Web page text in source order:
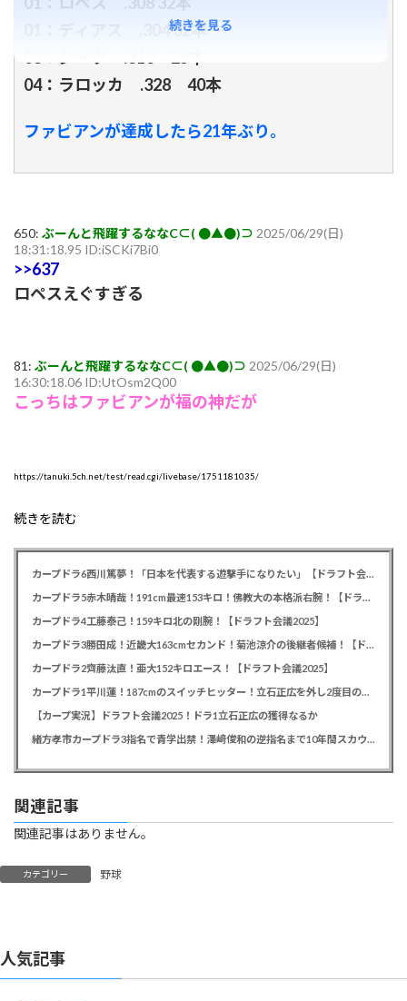
01：ディアス .304 32本
04：ラロッカ .328 40本
ファビアンが達成したら21年ぶり。
650: ぶーんと飛躍するななC⊂( ●▲●)⊃ 2025/06/29(日)
18:31:18.95 ID:iSCKi7Bi0
>>637
ロペスえぐすぎる
81: ぶーんと飛躍するななC⊂( ●▲●)⊃ 2025/06/29(日)
16:30:18.06 ID:UtOsm2Q00
こっちはファビアンが福の神だが
https://tanuki.5ch.net/test/read.cgi/livebase/1751181035/
続きを読む
続きを見る
カープドラ6西川篤夢！「日本を代表する遊撃手になりたい」【ドラフト会議2025】
カープドラ5赤木晴哉！191cm最速153キロ！佛教大の本格派右腕！【ドラフト会議2025】
カープドラ4工藤泰己！159キロ北の剛腕！【ドラフト会議2025】
カープドラ3勝田成！近畿大163cmセカンド！菊池涼介の後継者候補！【ドラフト会議2025】
カープドラ2齊藤汰直！亜大152キロエース！【ドラフト会議2025】
カープドラ1平川蓮！187cmのスイッチヒッター！立石正広を外し2度目の重複も新井監督がクジを引き当てる！【ドラフト会議2025】
【カープ実況】ドラフト会議2025！ドラ1立石正広の獲得なるか
緒方孝市カープドラ3指名で青学出禁！澤﨑俊和の逆指名まで10年間スカウト出禁
関連記事
関連記事はありません。
カテゴリー 野球
人気記事